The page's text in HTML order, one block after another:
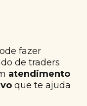
fazer
de traders
atendimento
que te ajuda